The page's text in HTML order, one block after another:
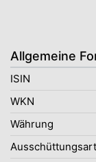
Allgemeine
ISIN
WKN
Währung
Ausschüttungsart